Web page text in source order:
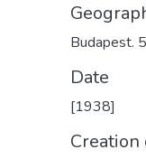
Budapest.
Date
[1938]
Creation